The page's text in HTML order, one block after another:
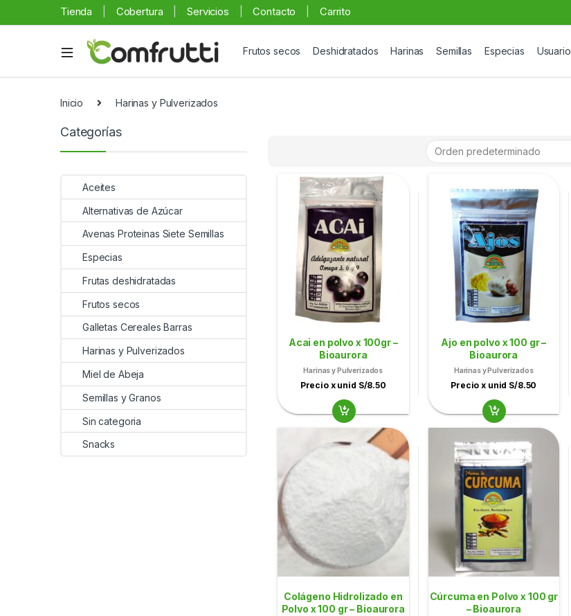
Tienda Cobertura Servicios Contacto Carrito
Frutos secos Deshidratados Harinas Semillas Especias Usuario
Inicio
Harinas y Pulverizados
Acai en polvo x 100gr –
Bioaurora
Harinas y Pulverizados
Precio x unid S/8.50
Ajo en polvo x 100 gr –
Bioaurora
Harinas y Pulverizados
Precio x unid S/8.50
Colágeno Hidrolizado en
Polvo x 100 gr – Bioaurora
Cúrcuma en Polvo x 100 gr
– Bioaurora
Categorías
Aceites
Alternativas de Azúcar
Avenas Proteinas Siete Semillas
Especias
Frutas deshidratadas
Frutos secos
Galletas Cereales Barras
Harinas y Pulverizados
Miel de Abeja
Semillas y Granos
Sin categoria
Snacks